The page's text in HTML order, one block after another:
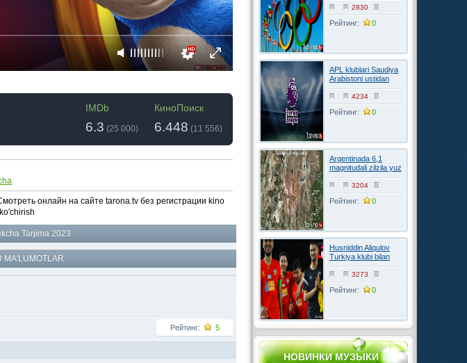
IMDb
6.3 (25 000)
КиноПоиск
6.448 (11 556)
онлайн на сайте tarona.tv без регистрации kino
Tarjima 2023
MA'LUMOTLAR
Рейтинг: 5
2830
Рейтинг: 0
APL klublari Saudiya
Arabistoni ustidan
FIFAga shikoyat
qilmoqchi4234
Рейтинг: 0
Argentinada 6,1
magnitudali zilzila yuz
berdi
3204
Рейтинг: 0
Husniddin Aliqulov
Turkiya klubi bilan
kelishuvga erishdi
3273
Рейтинг: 0
НОВИНКИ МУЗЫКИ